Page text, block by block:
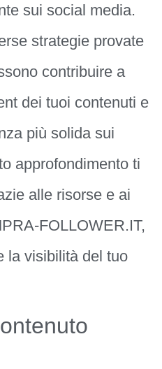
sui social media.
strategie provate
contribuire a
dei tuoi contenuti e
più solida sui
approfondimento ti
alle risorse e ai
FOLLOWER.IT,
la visibilità del tuo